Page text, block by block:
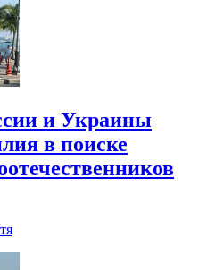
и Украины
в поиске